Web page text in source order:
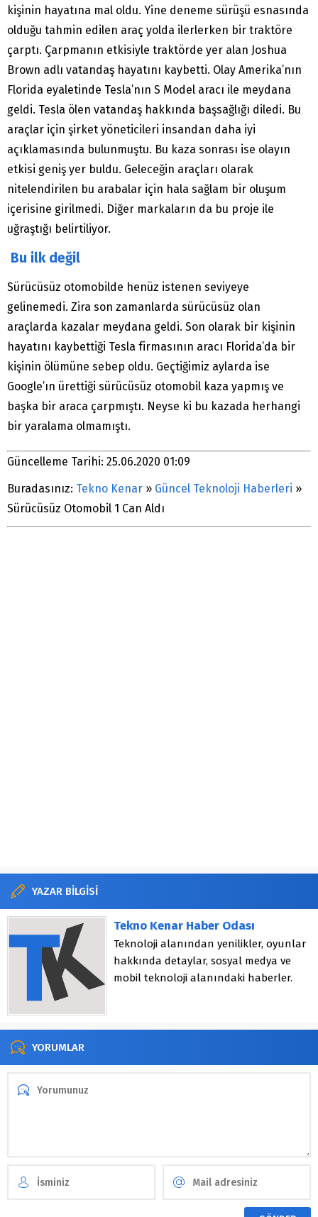
kişinin hayatına mal oldu. Yine deneme sürüşü esnasında
olduğu tahmin edilen araç yolda ilerlerken bir traktöre
çarptı. Çarpmanın etkisiyle traktörde yer alan Joshua
Brown adlı vatandaş hayatını kaybetti. Olay Amerika’nın
Florida eyaletinde Tesla’nın S Model aracı ile meydana
geldi. Tesla ölen vatandaş hakkında başsağlığı diledi. Bu
araçlar için şirket yöneticileri insandan daha iyi
açıklamasında bulunmuştu. Bu kaza sonrası ise olayın
etkisi geniş yer buldu. Geleceğin araçları olarak
nitelendirilen bu arabalar için hala sağlam bir oluşum
içerisine girilmedi. Diğer markaların da bu proje ile
uğraştığı belirtiliyor.
Bu ilk değil
Sürücüsüz otomobilde henüz istenen seviyeye
gelinemedi. Zira son zamanlarda sürücüsüz olan
araçlarda kazalar meydana geldi. Son olarak bir kişinin
hayatını kaybettiği Tesla firmasının aracı Florida’da bir
kişinin ölümüne sebep oldu. Geçtiğimiz aylarda ise
Google’ın ürettiği sürücüsüz otomobil kaza yapmış ve
başka bir araca çarpmıştı. Neyse ki bu kazada herhangi
bir yaralama olmamıştı.
Güncelleme Tarihi: 25.06.2020 01:09
Buradasınız: Tekno Kenar » Güncel Teknoloji Haberleri »
Sürücüsüz Otomobil 1 Can Aldı
YAZAR BİLGİSİ
Tekno Kenar Haber Odası
Teknoloji alanından yenilikler, oyunlar
hakkında detaylar, sosyal medya ve
mobil teknoloji alanındaki haberler.
YORUMLAR